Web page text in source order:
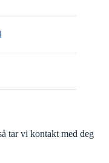
tar vi kontakt med deg